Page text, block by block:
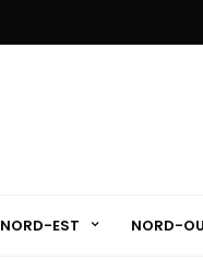
NORD-EST NORD-